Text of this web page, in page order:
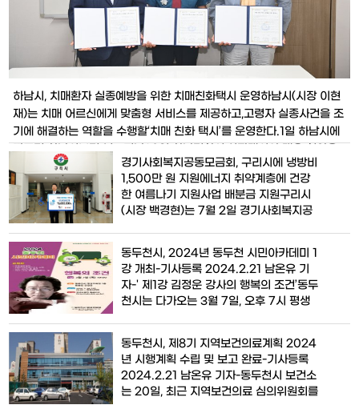
하남시, 치매환자 실종예방을 위한 치매친화택시 운영​하남시(시장 이현
재)는 치매 어르신에게 맞춤형 서비스를 제공하고,고령자 실종사건을 조
기에 해결하는 역할을 수행할‘치매 친화 택시’를 운영한다.1일 하남시에
따르면 하남시보건소는 지난28일 하남경찰서,신장택시와 맺은 협약을
바탕으로 치매 어르신의 안전을 위한‘치매 친화 택시’운영을 본격화한
다.‘치매 친화 택시’는 치매 파트너로 등록된 택시기사가 치매에 대한 기
본적인 이해를 바탕
경기사회복지공동모금회, 구리시에 냉방비
1,500만 원 지원에너지 취약계층에 건강
한 여름나기 지원사업 배분금 지원구리시
(시장 백경현)는 7월 2일 경기사회복지공
받았다.‘건강한 여름나기 지원사업’은 경기
사회복지공동모금회 북부사업소에서 경기
북부 10개 시·군의 저소득층 가구에 냉방
비를 지원하는 사업으로, 구리시에는
1,500만 원이 전달됐으며, 관
동두천시, 2024년 동두천 시민아카데미 1
강 개최-기사등록 2024.2.21 남온유 기
자-' 제1강 김정운 강사의 행복의 조건’동두
천시는 다가오는 3월 7일, 오후 7시 평생
아카데미 1강을 개최한다.이번 강좌에서
김정운 강사는 심리학을 기반으로 현대인
들이 행복한 삶을 살기 위한 조건은 무엇인
지를 쉽고 재미있게 풀어낼 예정이다.사전
동두천시, 제8기 지역보건의료계획 2024
년 시행계획 수립 및 보고 완료-기사등록
2024.2.21 남온유 기자-동두천시 보건소
는 20일, 최근 지역보건의료 심의위원회를